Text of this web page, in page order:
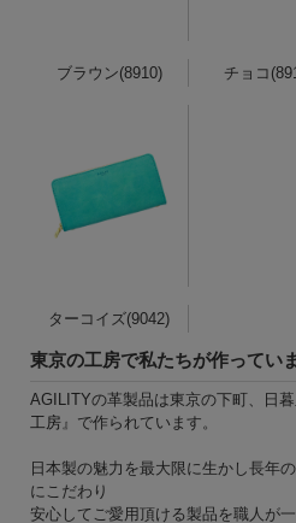
ブラウン(8910) チョコ
ターコイズ(9042)
東京の工房で私たちが作ってい
AGILITYの革製品は東京の下町、日
工房 』で作られています。
日本製の魅力を最大限に生かし長年
にこだわり
安心してご愛用頂ける製品を職人が